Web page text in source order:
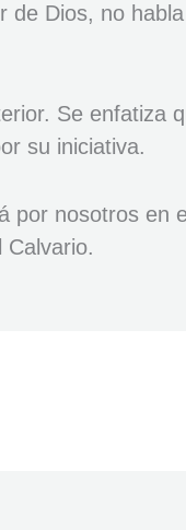
de Dios, no
Se enfatiza
su iniciativa.
por nosotros en